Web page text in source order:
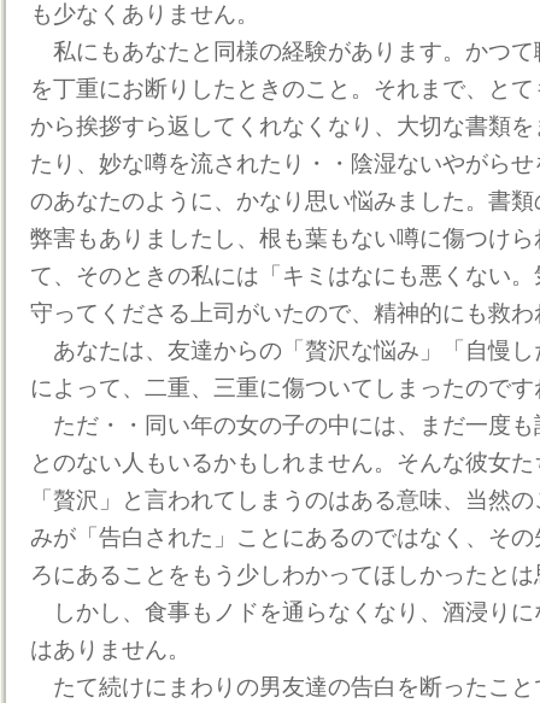
も少なくありません。
私にもあなたと同様の経験があります。かつ
を丁重にお断りしたときのこと。それまで、と
から挨拶すら返してくれなくなり、大切な書類
たり、妙な噂を流されたり・・陰湿ないやがら
のあなたのように、かなり思い悩みました。書
弊害もありましたし、根も葉もない噂に傷つけ
て、そのときの私には「キミはなにも悪くない
守ってくださる上司がいたので、精神的にも救
あなたは、友達からの「贅沢な悩み」「自慢
によって、二重、三重に傷ついてしまったのです
ただ・・同い年の女の子の中には、まだ一度
とのない人もいるかもしれません。そんな彼女
「贅沢」と言われてしまうのはある意味、当然
みが「告白された」ことにあるのではなく、そ
ろにあることをもう少しわかってほしかったと
しかし、食事もノドを通らなくなり、酒浸り
はありません。
たて続けにまわりの男友達の告白を断ったこ